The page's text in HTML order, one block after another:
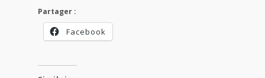
Partager :
Facebook